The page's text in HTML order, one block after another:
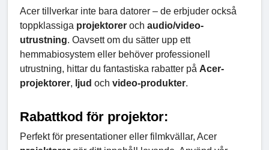
Acer tillverkar inte bara datorer – de erbjuder också
toppklassiga projektorer och audio/video-
utrustning. Oavsett om du sätter upp ett
hemmabiosystem eller behöver professionell
utrustning, hittar du fantastiska rabatter på Acer-
projektorer, ljud och video-produkter.
Rabattkod för projektor:
Perfekt för presentationer eller filmkvällar, Acer